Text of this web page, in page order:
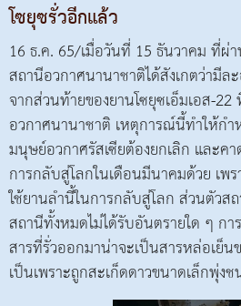
โซยุซรั่วอีกแล้ว
16 ธ.ค. 65/เมื่อวันที่ 15 ธันวาคม ที่
สถานีอวกาศนานาชาติได้สังเกตว่ามี
จากส่วนท้ายของยานโซยุซเอ็มเอส-
อวกาศนานาชาติ เหตุการณ์นี้ทำให้ก
มนุษย์อวกาศรัสเซียต้องยกเลิก และค
การกลับสู่โลกในเดือนมีนาคมด้วย เพ
ใช้ยานลำนี้ในการกลับสู่โลก ส่วนตัว
สถานีทั้งหมดไม่ได้รับอันตรายใด ๆ ก
สารที่รั่วออกมาน่าจะเป็นสารหล่อเย็น
เป็นเพราะถูกสะเก็ดดาวขนาดเล็กพุ่ง